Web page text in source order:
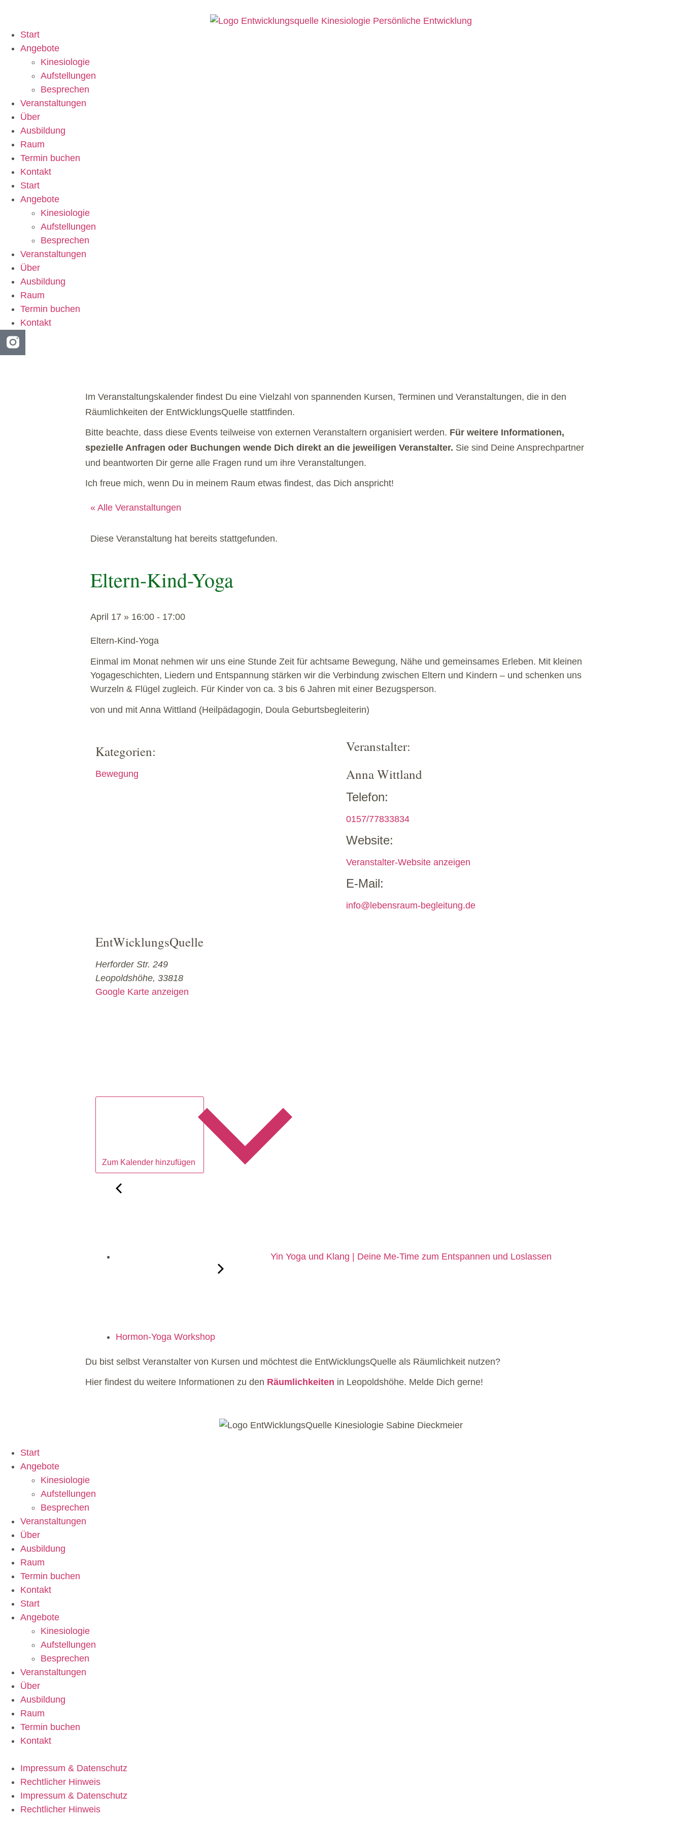
Start
Angebote
Kinesiologie
Aufstellungen
Besprechen
Veranstaltungen
Über
Ausbildung
Raum
Termin buchen
Kontakt
Start
Angebote
Kinesiologie
Aufstellungen
Besprechen
Veranstaltungen
Über
Ausbildung
Raum
Termin buchen
Kontakt
Im Veranstaltungskalender findest Du eine Vielzahl von spannenden Kursen, Terminen und Veranstaltungen, die in den
Räumlichkeiten der EntWicklungsQuelle stattfinden.
Bitte beachte, dass diese Events teilweise von externen Veranstaltern organisiert werden. Für weitere Informationen,
spezielle Anfragen oder Buchungen wende Dich direkt an die jeweiligen Veranstalter. Sie sind Deine Ansprechpartner
und beantworten Dir gerne alle Fragen rund um ihre Veranstaltungen.
Ich freue mich, wenn Du in meinem Raum etwas findest, das Dich anspricht!
« Alle Veranstaltungen
Diese Veranstaltung hat bereits stattgefunden.
Eltern-Kind-Yoga
April 17 » 16:00 - 17:00
Eltern-Kind-Yoga
Einmal im Monat nehmen wir uns eine Stunde Zeit für achtsame Bewegung, Nähe und gemeinsames Erleben. Mit kleinen
Yogageschichten, Liedern und Entspannung stärken wir die Verbindung zwischen Eltern und Kindern – und schenken uns
Wurzeln & Flügel zugleich. Für Kinder von ca. 3 bis 6 Jahren mit einer Bezugsperson.
von und mit Anna Wittland (Heilpädagogin, Doula Geburtsbegleiterin)
Kategorien:
Bewegung
Veranstalter:
Anna Wittland
Telefon:
0157/77833834
Website:
Veranstalter-Website anzeigen
E-Mail:
info@lebensraum-begleitung.de
EntWicklungsQuelle
Herforder Str. 249
Leopoldshöhe, 33818
Google Karte anzeigen
Zum Kalender hinzufügen
Yin Yoga und Klang | Deine Me-Time zum Entspannen und Loslassen
Hormon-Yoga Workshop
Du bist selbst Veranstalter von Kursen und möchtest die EntWicklungsQuelle als Räumlichkeit nutzen?
Hier findest du weitere Informationen zu den Räumlichkeiten in Leopoldshöhe. Melde Dich gerne!
Start
Angebote
Kinesiologie
Aufstellungen
Besprechen
Veranstaltungen
Über
Ausbildung
Raum
Termin buchen
Kontakt
Start
Angebote
Kinesiologie
Aufstellungen
Besprechen
Veranstaltungen
Über
Ausbildung
Raum
Termin buchen
Kontakt
Impressum & Datenschutz
Rechtlicher Hinweis
Impressum & Datenschutz
Rechtlicher Hinweis